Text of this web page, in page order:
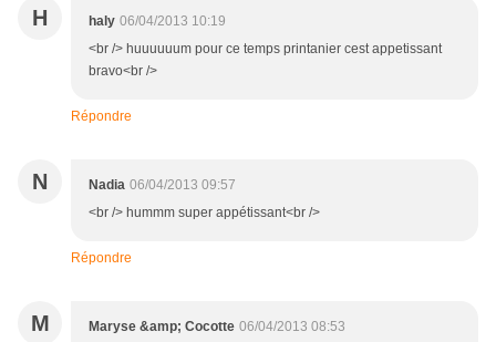
H haly 06/04/2013 10:19
<br /> huuuuuum pour ce temps printanier cest appetissant
bravo<br />
Répondre
N Nadia 06/04/2013 09:57
<br /> hummm super appétissant<br />
Répondre
M Maryse &amp; Cocotte 06/04/2013 08:53